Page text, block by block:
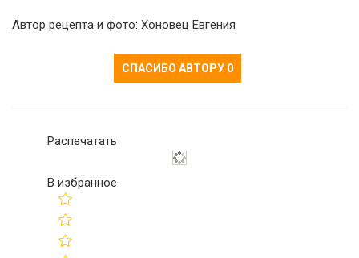
Автор рецепта и фото: Хоновец Евгения
СПАСИБО АВТОРУ 0
Распечатать
В избранное